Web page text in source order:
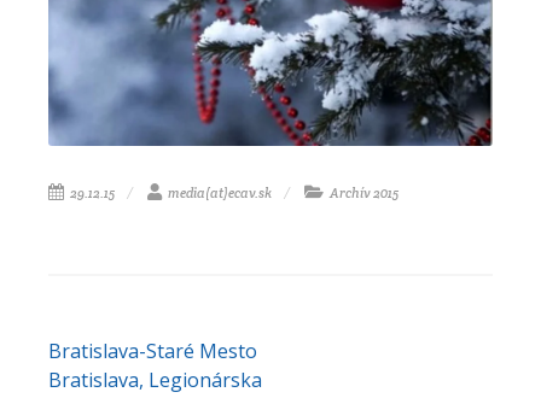
29.12.15 media(at)ecav.sk Archív 2015
Bratislava-Staré Mesto
Bratislava, Legionárska